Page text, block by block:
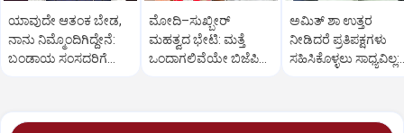
ಯಾವುದೇ ಆತಂಕ ಬೇಡ,
ನಾನು ನಿಮ್ಮೊಂದಿಗಿದ್ದೇನೆ:
ಬಂಡಾಯ ಸಂಸದರಿಗೆ
ಮೋದಿ–ಸುಖ್ಬೀರ್
ಮಹತ್ವದ ಭೇಟಿ: ಮತ್ತೆ
ಒಂದಾಗಲಿವೆಯೇ ಬಿಜೆಪಿ–
ಅಮಿತ್ ಶಾ ಉತ್ತರ
ನೀಡಿದರೆ ಪ್ರತಿಪಕ್ಷಗಳು
ಸಹಿಸಿಕೊಳ್ಳಲು ಸಾಧ್ಯವಿಲ್ಲ: